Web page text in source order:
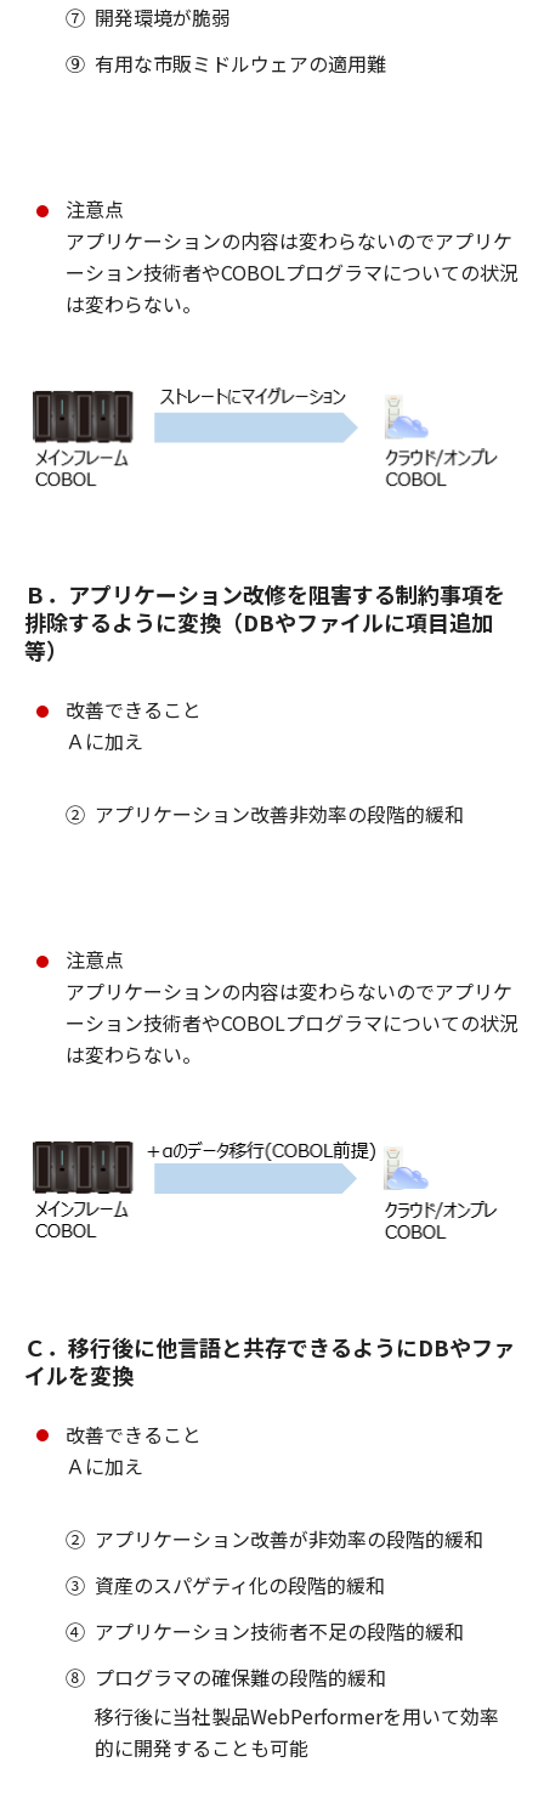
⑦ 開発環境が脆弱
⑨ 有用な市販ミドルウェアの適用難
注意点
アプリケーションの内容は変わらないのでアプリケ
ーション技術者やCOBOLプログラマについての状況
は変わらない。
Ｂ．アプリケーション改修を阻害する制約事項を
排除するように変換（DBやファイルに項目追加
等）
改善できること
Ａに加え
② アプリケーション改善非効率の段階的緩和
注意点
アプリケーションの内容は変わらないのでアプリケ
ーション技術者やCOBOLプログラマについての状況
は変わらない。
Ｃ．移行後に他言語と共存できるようにDBやファ
イルを変換
改善できること
Ａに加え
② アプリケーション改善が非効率の段階的緩和
③ 資産のスパゲティ化の段階的緩和
④ アプリケーション技術者不足の段階的緩和
⑧ プログラマの確保難の段階的緩和
移行後に当社製品WebPerformerを用いて効率
的に開発することも可能